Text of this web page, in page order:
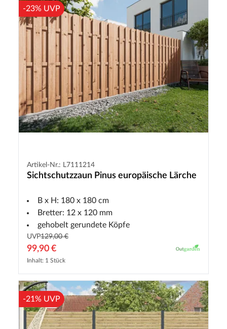
-23% UVP
Artikel-Nr.: L7111214
Sichtschutzzaun Pinus europäische Lärche
B x H: 180 x 180 cm
Bretter: 12 x 120 mm
gehobelt gerundete Köpfe
UVP129,00 €
99,90 €
Inhalt: 1 Stück
-21% UVP